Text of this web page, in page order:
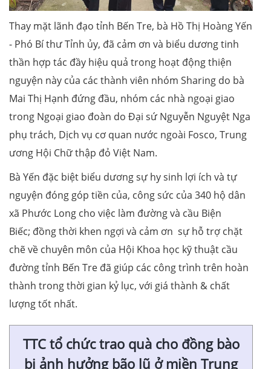
Thay mặt lãnh đạo tỉnh Bến Tre, bà Hồ Thị Hoàng Yến
- Phó Bí thư Tỉnh ủy, đã cảm ơn và biểu dương tinh
thần hợp tác đầy hiệu quả trong hoạt động thiện
nguyện này của các thành viên nhóm Sharing do bà
Mai Thị Hạnh đứng đầu, nhóm các nhà ngoại giao
trong Ngoại giao đoàn do Đại sứ Nguyễn Nguyệt Nga
phụ trách, Dịch vụ cơ quan nước ngoài Fosco, Trung
ương Hội Chữ thập đỏ Việt Nam.
Bà Yến đặc biệt biểu dương sự hy sinh lợi ích và tự
nguyện đóng góp tiền của, công sức của 340 hộ dân
xã Phước Long cho việc làm đường và cầu Biện
Biếc; đồng thời khen ngợi và cảm ơn sự hỗ trợ chặt
chẽ về chuyên môn của Hội Khoa học kỹ thuật cầu
đường tỉnh Bến Tre đã giúp các công trình trên hoàn
thành trong thời gian kỷ lục, với giá thành & chất
lượng tốt nhất.
TTC tổ chức trao quà cho đồng bào
bị ảnh hưởng bão lũ ở miền Trung